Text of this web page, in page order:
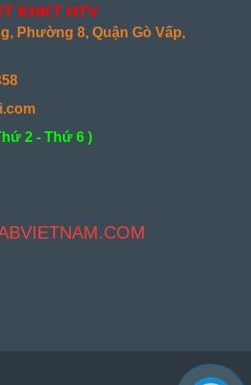
KHKT HTV
Phường 8, Quận Gò Vấp,
2 - Thứ 6 )